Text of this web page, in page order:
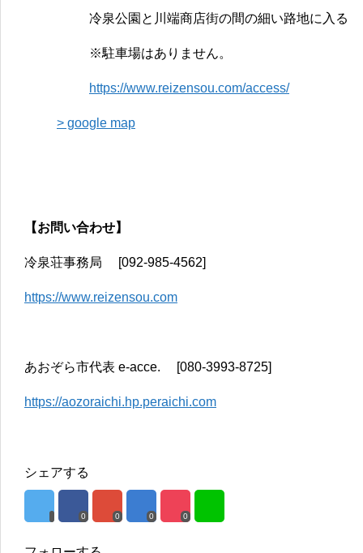
冷泉公園と川端商店街の間の細い路地に入る
※駐車場はありません。
https://www.reizensou.com/access/
> google map
【お問い合わせ】
冷泉荘事務局 [092-985-4562]
https://www.reizensou.com
あおぞら市代表 e-acce. [080-3993-8725]
https://aozoraichi.hp.peraichi.com
シェアする
0 0 0 0